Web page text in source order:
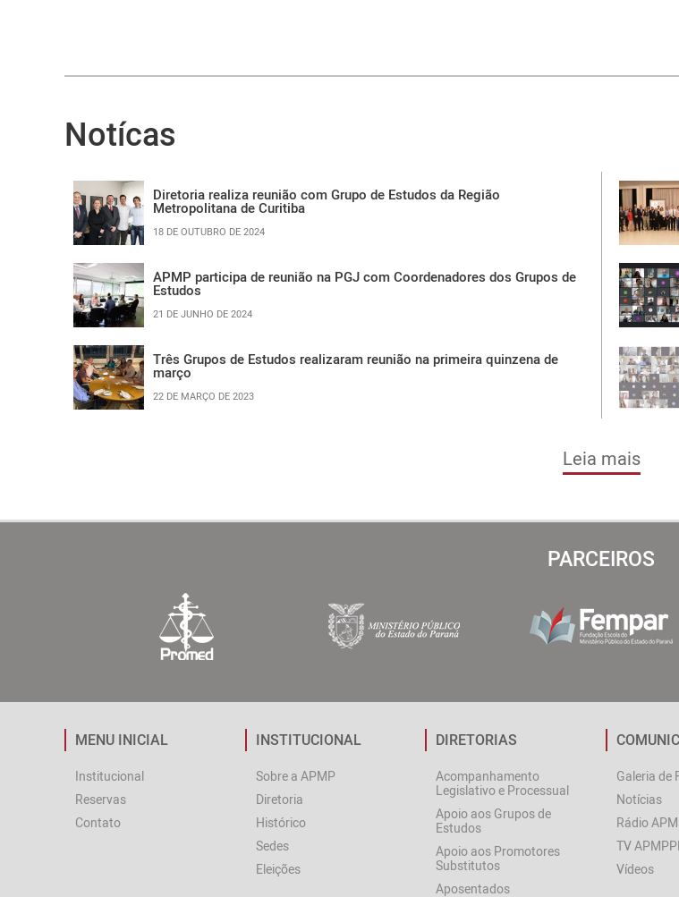
Notícas
Diretoria realiza reunião com Grupo de Estudos da Região
Metropolitana de Curitiba
18 DE OUTUBRO DE 2024
APMP participa de reunião na PGJ com Coordenadores dos Grupos de
Estudos
21 DE JUNHO DE 2024
Três Grupos de Estudos realizaram reunião na primeira quinzena de
março
22 DE MARÇO DE 2023
Leia mais
PARCEIROS
MENU INICIAL
Institucional
Reservas
Contato
INSTITUCIONAL
Sobre a APMP
Diretoria
Histórico
Sedes
Eleições
DIRETORIAS
Acompanhamento
Legislativo e Processual
Apoio aos Grupos de
Estudos
Apoio aos Promotores
Substitutos
Aposentados
Galeria de
Notícias
Rádio
TV
Vídeos